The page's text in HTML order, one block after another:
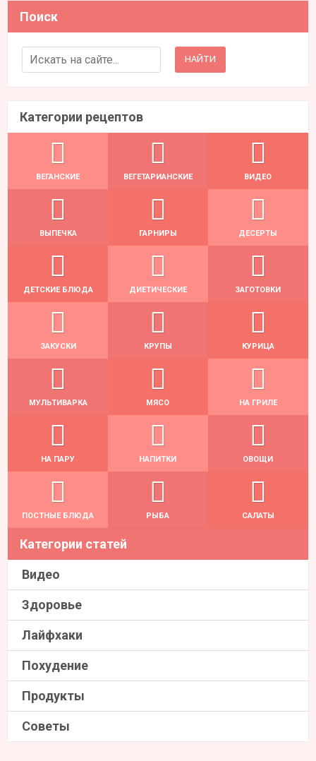
Поиск
Search for:
Категории рецептов
ВЕГАНСКИЕ ВЕГЕТАРИАНСКИЕ ВИДЕО
ВЫПЕЧКА ГАРНИРЫ ДЕСЕРТЫ
ДЕТСКИЕ БЛЮДА ДИЕТИЧЕСКИЕ ЗАГОТОВКИ
ЗАКУСКИ КРУПЫ КУРИЦА
МУЛЬТИВАРКА МЯСО НА ГРИЛЕ
НА ПАРУ НАПИТКИ ОВОЩИ
ПОСТНЫЕ БЛЮДА РЫБА САЛАТЫ
Категории статей
Видео
Здоровье
Лайфхаки
Похудение
Продукты
Советы